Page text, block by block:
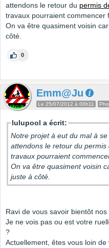
attendons le retour du permis
travaux pourraient commencer
On va être quasiment voisin
côté.
0
Emm@Ju
Le 25/07/2012 à 00h11
lulupool a écrit:
Notre projet à eut du mal à
attendons le retour du
travaux pourraient
On va être quasiment voisin
juste à côté.
Ravi de vous savoir bientôt nos
Je ne vois pas ou est votre
?
Actuellement, êtes vous loin